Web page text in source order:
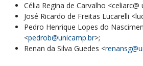
Célia Regina de Carvalho <celiarc@
José Ricardo de Freitas Lucarelli
Pedro Henrique Lopes do
<pedrob@unicamp.br>;
Renan da Silva Guedes <